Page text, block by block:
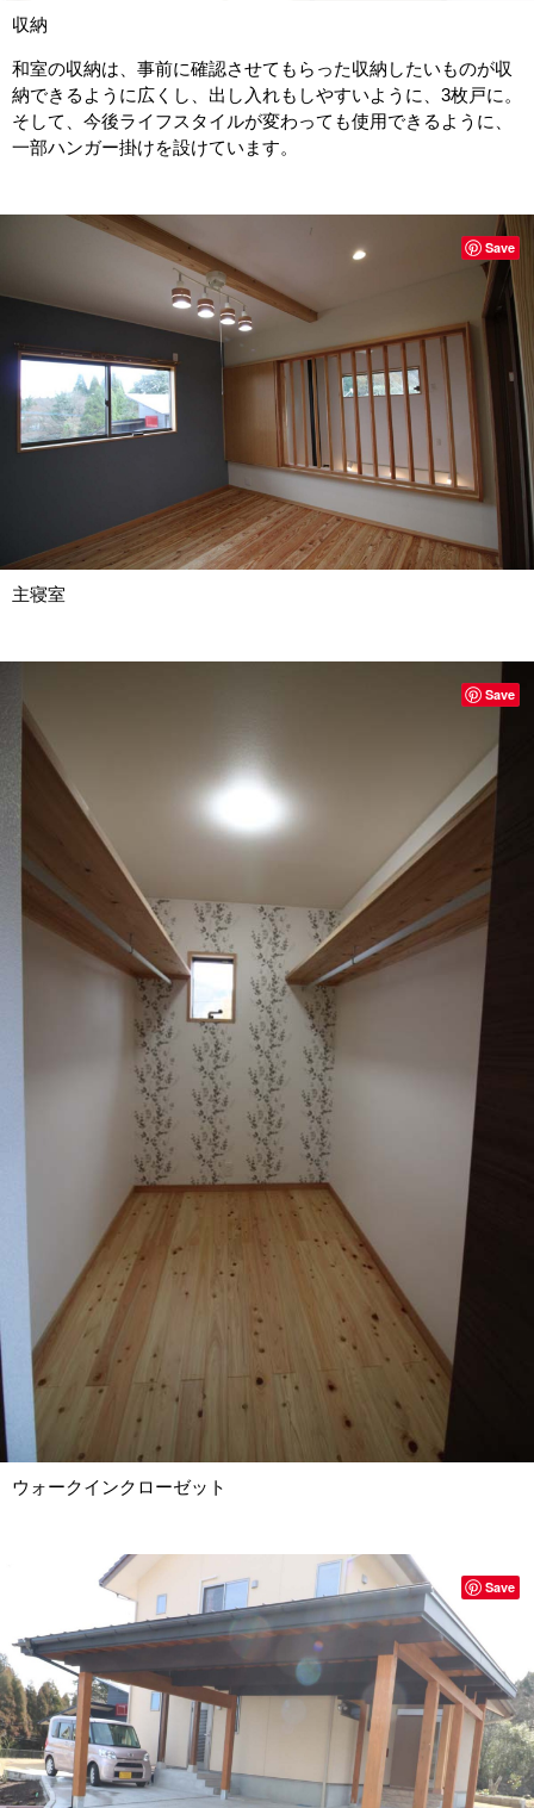
収納
和室の収納は、事前に確認させてもらった収納したいものが収
納できるように広くし、出し入れもしやすいように、3枚戸に。
そして、今後ライフスタイルが変わっても使用できるように、
一部ハンガー掛けを設けています。
主寝室
Save
ウォークインクローゼット
Save
Save